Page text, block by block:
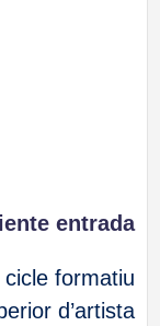
entrada
cicle formatiu
d’artista